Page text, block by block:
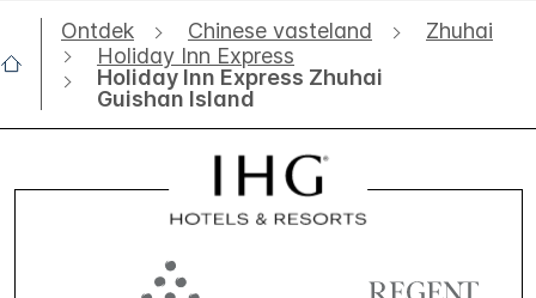
Ontdek Chinese vasteland
Zhuhai
Holiday Inn Express
Holiday Inn Express Zhuhai
Guishan Island